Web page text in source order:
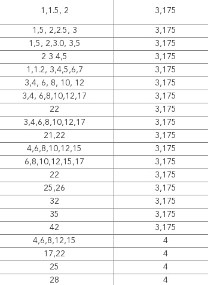
1,1.5, 2 3,175
1,5, 2,2.5, 3 3,175
1,5, 2,3.0, 3,5 3,175
2 3 4,5 3,175
1,1.2, 3,4,5,6,7 3,175
3,4, 6, 8, 10, 12 3,175
3,4, 6,8,10,12,17 3,175
22 3,175
3,4,6,8,10,12,17 3,175
21,22 3,175
4,6,8,10,12,15 3,175
6,8,10,12,15,17 3,175
22 3,175
25,26 3,175
32 3,175
35 3,175
42 3,175
4,6,8,12,15 4
17,22 4
25 4
28 4